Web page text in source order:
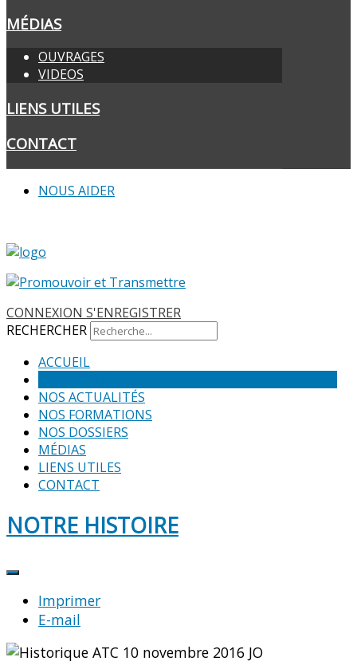
MÉDIAS
OUVRAGES
VIDEOS
LIENS UTILES
CONTACT
NOUS AIDER
CONNEXION S'ENREGISTRER
RECHERCHER
ACCUEIL
NOS ACTUALITÉS
NOS FORMATIONS
NOS DOSSIERS
MÉDIAS
LIENS UTILES
CONTACT
NOTRE HISTOIRE
Imprimer
E-mail